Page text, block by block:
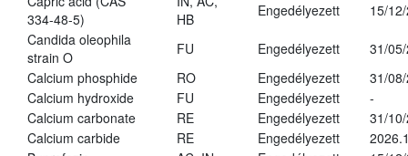
334-48-5)
HB
Engedélyezett
15/
Candida oleophila
strain O
FU Engedélyezett
31/
Calcium phosphide
RO Engedélyezett
31/
Calcium hydroxide
FU Engedélyezett
-
Calcium carbonate
RE Engedélyezett
31/
Calcium carbide
RE Engedélyezett